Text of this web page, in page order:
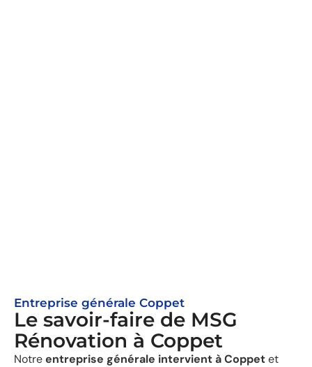
Entreprise générale Coppet
Le savoir-faire de MSG
Rénovation à Coppet
Notreentreprise générale intervient à Coppetet